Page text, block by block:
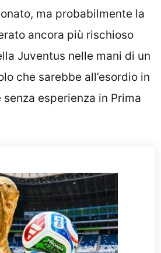
ma probabilmente la
ancora più rischioso
Juventus nelle mani di un
che sarebbe all’esordio in
senza esperienza in Prima